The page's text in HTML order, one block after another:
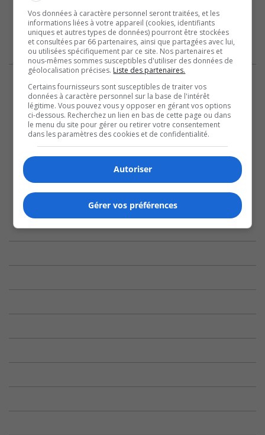
Vos données à caractère personnel seront traitées, et les
informations liées à votre appareil (cookies, identifiants
uniques et autres types de données) pourront être stockées
et consultées par 66 partenaires, ainsi que partagées avec lui,
ou utilisées spécifiquement par ce site. Nos partenaires et
nous-mêmes sommes susceptibles d'utiliser des données de
géolocalisation précises. Liste des partenaires.
Certains fournisseurs sont susceptibles de traiter vos
données à caractère personnel sur la base de l'intérêt
légitime. Vous pouvez vous y opposer en gérant vos options
ci-dessous. Recherchez un lien en bas de cette page ou dans
le menu du site pour gérer ou retirer votre consentement
dans les paramètres des cookies et de confidentialité.
Autoriser
Gérer vos préférences